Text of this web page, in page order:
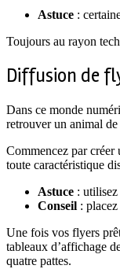
Astuce :
Toujours au rayon
Diffusion de
Dans ce monde
retrouver un animal
Commencez par
toute caractéristique
Astuce :
Conseil :
Une fois vos flyers
tableaux d’affichage
quatre pattes.